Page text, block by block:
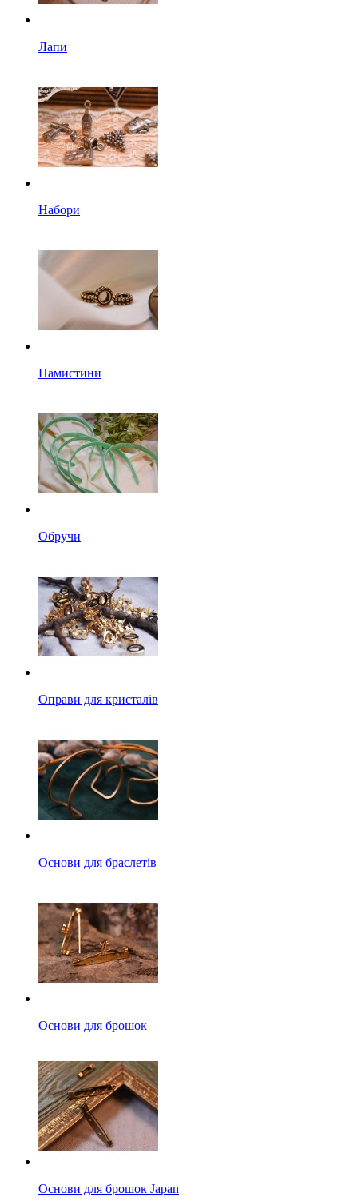
Лапи
Набори
Намистини
Обручи
Оправи для кристалів
Основи для браслетів
Основи для брошок
Основи для брошок Japan